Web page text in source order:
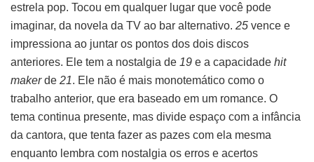
estrela pop. Tocou em qualquer lugar que você pode
imaginar, da novela da TV ao bar alternativo. 25 vence e
impressiona ao juntar os pontos dos dois discos
anteriores. Ele tem a nostalgia de 19 e a capacidade hit
makerde 21. Ele não é mais monotemático como o
trabalho anterior, que era baseado em um romance. O
tema continua presente, mas divide espaço com a infância
da cantora, que tenta fazer as pazes com ela mesma
enquanto lembra com nostalgia os erros e acertos